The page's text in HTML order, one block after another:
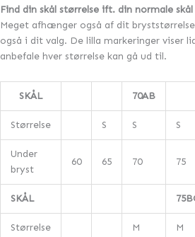
Find din skål størrelse ift. din normale skål
Meget afhænger også af dit
også i dit valg. De lilla markeringer viser
anbefale hver størrelse kan gå ud til.
SKÅL 70AB
Størrelse S S S
Under
bryst
60 65 70 75
SKÅL
Størrelse M M